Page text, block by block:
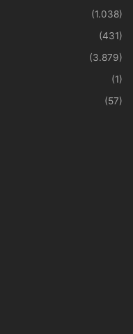
(1.038)
(431)
(3.879)
(1)
(57)